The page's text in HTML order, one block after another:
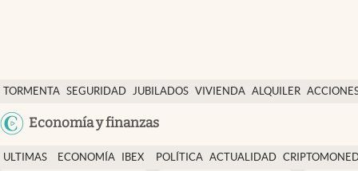
TORMENTA SEGURIDAD JUBILADOS VIVIENDA ALQUILER
Economía y finanzas
Economía y finanzas
Política
Actualidad
ULTIMAS
ECONOMÍA
IBEX
POLÍTICA ACTUALIDAD